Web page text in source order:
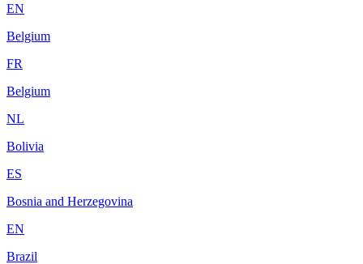
EN
Belgium
FR
Belgium
NL
Bolivia
ES
Bosnia and Herzegovina
EN
Brazil